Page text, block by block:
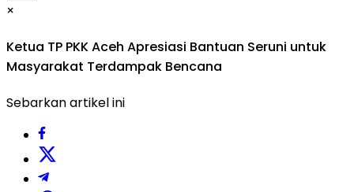
×
Ketua TP PKK Aceh Apresiasi Bantuan Seruni untuk
Masyarakat Terdampak Bencana
Sebarkan artikel ini